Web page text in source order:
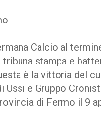
Calcio al
stampa e
è la vittoria del
Ussi e Gruppo
di Fermo il 9